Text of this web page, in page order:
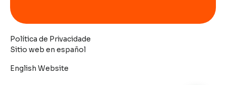
Sitio web en español
English Website
Política de Privacidade